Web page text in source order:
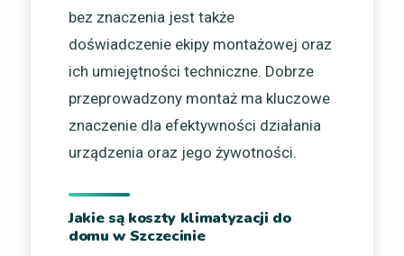
bez znaczenia jest także
doświadczenie ekipy montażowej oraz
ich umiejętności techniczne. Dobrze
przeprowadzony montaż ma kluczowe
znaczenie dla efektywności działania
urządzenia oraz jego żywotności.
Jakie są koszty klimatyzacji do
domu w Szczecinie